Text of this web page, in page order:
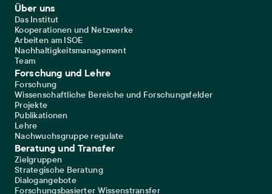
Footer Main Navigation
Über uns
Das Institut
Kooperationen und Netzwerke
Arbeiten am ISOE
Nachhaltigkeitsmanagement
Team
Forschung und Lehre
Forschung
Wissenschaftliche Bereiche und Forschungsfelder
Projekte
Publikationen
Lehre
Nachwuchsgruppe regulate
Beratung und Transfer
Zielgruppen
Strategische Beratung
Dialogangebote
Forschungsbasierter Wissenstransfer